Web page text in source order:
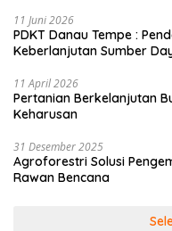
11 Juni 2026
PDKT Danau Tempe :
Keberlanjutan Sumber
11 April 2026
Pertanian Berkelanjutan
Keharusan
31 Desember 2025
Agroforestri Solusi
Rawan Bencana